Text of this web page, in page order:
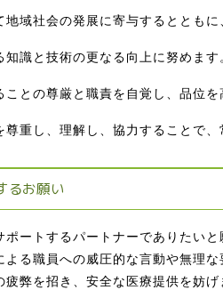
地域社会の発展に寄与するとともに
知識と技術の更なる向上に努めます
ことの尊厳と職責を自覚し、品位を
尊重し、理解し、協力することで
るお願い
ートするパートナーでありたいと
よる職員への威圧的な言動や無理
弊を招き、安全な医療提供を妨げ